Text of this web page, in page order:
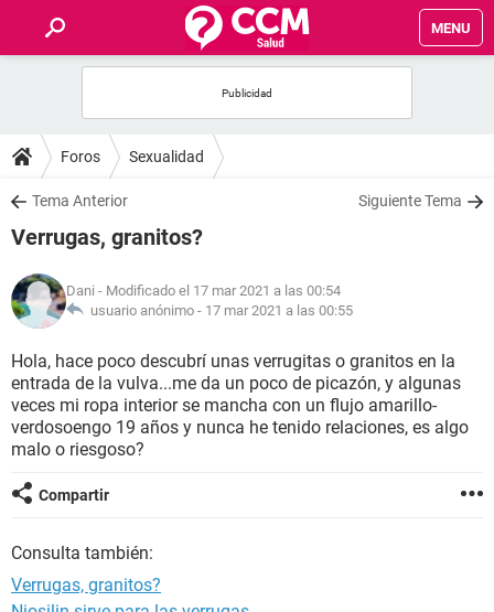
MENU
FOROS
SALUD
FAMILIA
NUTRICIÓN
BIENESTAR
SEXUALIDAD
GLOSARIO
Foros Sexualidad
Tema Anterior Siguiente Tema
Verrugas, granitos?
Dani - Modificado el 17 mar 2021 a las 00:54
usuario anónimo - 17 mar 2021 a las 00:55
Hola, hace poco descubrí unas verrugitas o granitos en la
entrada de la vulva...me da un poco de picazón, y algunas
veces mi ropa interior se mancha con un flujo amarillo-
verdosoengo 19 años y nunca he tenido relaciones, es algo
malo o riesgoso?
Compartir
Consulta también:
Verrugas, granitos?